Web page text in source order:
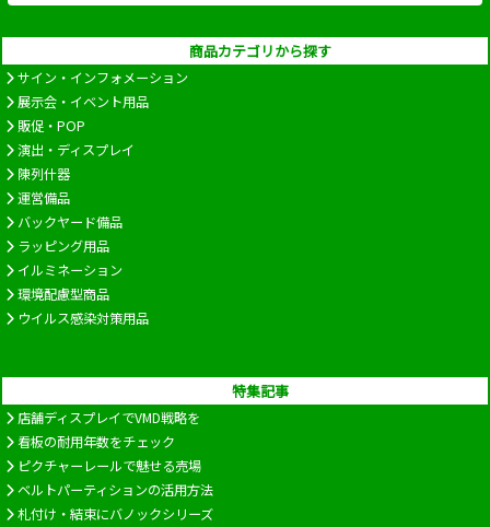
商品カテゴリから探す
サイン・インフォメーション
展示会・イベント用品
販促・POP
演出・ディスプレイ
陳列什器
運営備品
バックヤード備品
ラッピング用品
イルミネーション
環境配慮型商品
ウイルス感染対策用品
特集記事
店舗ディスプレイでVMD戦略を
看板の耐用年数をチェック
ピクチャーレールで魅せる売場
ベルトパーティションの活用方法
札付け・結束にバノックシリーズ